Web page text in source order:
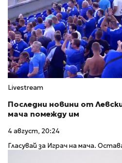
Livestream
Последни новини от
мача помежду им
4 август, 20:24
Гласувай за Играч на мача.